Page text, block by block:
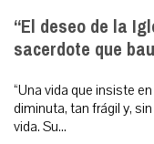
“El deseo de la
sacerdote que
“Una vida que insiste
diminuta, tan frágil y,
vida. Su...